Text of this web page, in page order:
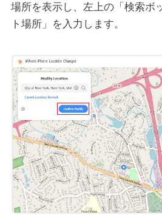
場所を表示し、左上の「検索ボ
ト場所」を入力します。